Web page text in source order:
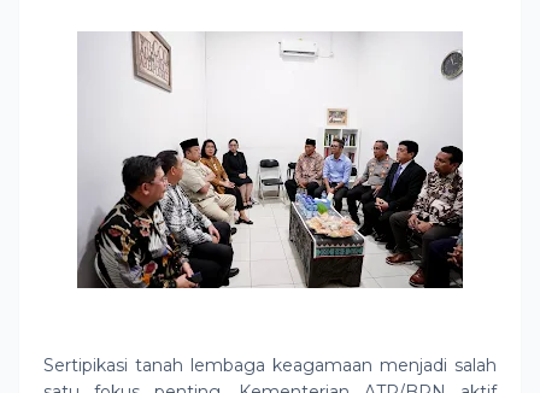
Sertipikasi tanah lembaga keagamaan menjadi salah